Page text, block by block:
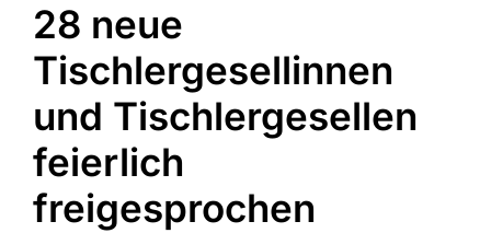
28 neue
Tischlergesellinnen
und Tischlergesellen
feierlich
freigesprochen